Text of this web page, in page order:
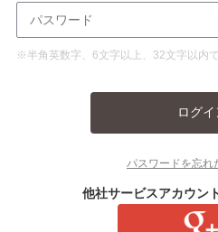
※半角英数字、6文字以上、32文字以内
ログイ
パスワードを忘れ
他社サービスアカウン